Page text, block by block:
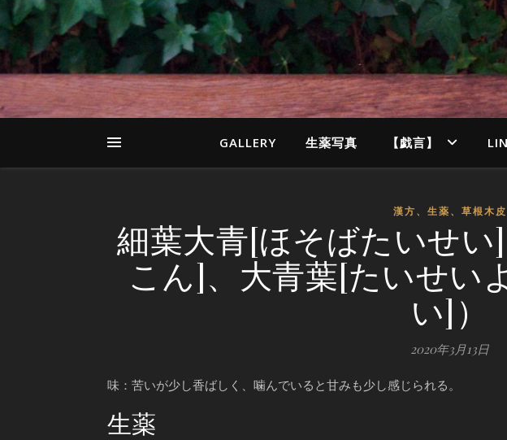
GALLERY 生薬写真 【戯言】
漢方、生薬、草根木皮
細葉大青[ほそばたいせ
こん]、大青葉[たいせい
い]）
2020年3月13日
味：苦いが少し香ばしく、噛んでいると甘みも少し感じられる。
生薬